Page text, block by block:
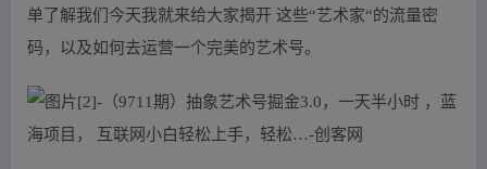
单了解我们今天我就来给大家揭开 这些“艺术家“的流量密
码，以及如何去运营一个完美的艺术号。